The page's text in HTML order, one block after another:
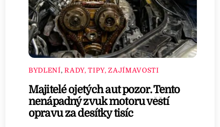
BYDLENÍ,RADY, TIPY, ZAJÍMAVOSTI
Majitelé ojetých aut pozor. Tento
nenápadný zvuk motoru věští
opravu za desítky tisíc